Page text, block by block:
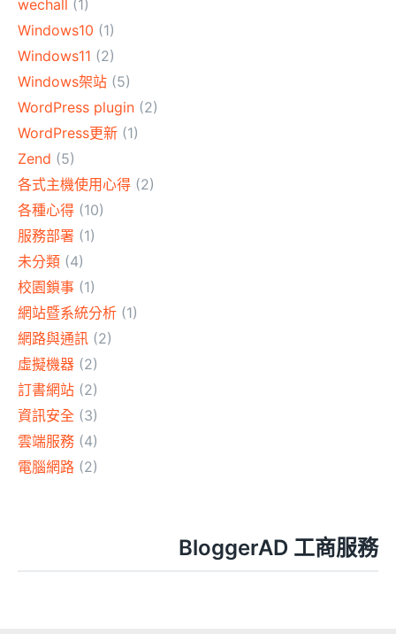
wechall (1)
Windows10 (1)
Windows11 (2)
Windows架站 (5)
WordPress plugin (2)
WordPress更新 (1)
Zend (5)
各式主機使用心得 (2)
各種心得 (10)
服務部署 (1)
未分類 (4)
校園鎖事 (1)
網站暨系統分析 (1)
網路與通訊 (2)
虛擬機器 (2)
訂書網站 (2)
資訊安全 (3)
雲端服務 (4)
電腦網路 (2)
BloggerAD 工商服務